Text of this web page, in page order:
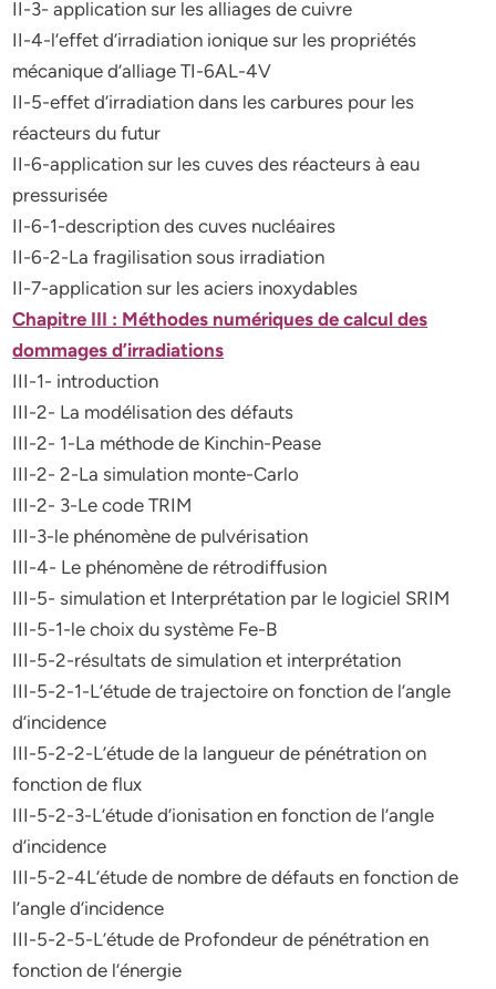
II-3- application sur les alliages de cuivre
II-4-l’effet d’irradiation ionique sur les propriétés
mécanique d’alliage TI-6AL-4V
II-5-effet d’irradiation dans les carbures pour les
réacteurs du futur
II-6-application sur les cuves des réacteurs à eau
pressurisée
II-6-1-description des cuves nucléaires
II-6-2-La fragilisation sous irradiation
II-7-application sur les aciers inoxydables
Chapitre III : Méthodes numériques de calcul des
dommages d’irradiations
III-1- introduction
III-2- La modélisation des défauts
III-2- 1-La méthode de Kinchin-Pease
III-2- 2-La simulation monte-Carlo
III-2- 3-Le code TRIM
III-3-le phénomène de pulvérisation
III-4- Le phénomène de rétrodiffusion
III-5- simulation et Interprétation par le logiciel SRIM
III-5-1-le choix du système Fe-B
III-5-2-résultats de simulation et interprétation
III-5-2-1-L’étude de trajectoire on fonction de l’angle
d’incidence
III-5-2-2-L’étude de la langueur de pénétration on
fonction de flux
III-5-2-3-L’étude d’ionisation en fonction de l’angle
d’incidence
III-5-2-4L’étude de nombre de défauts en fonction de
l’angle d’incidence
III-5-2-5-L’étude de Profondeur de pénétration en
fonction de l’énergie